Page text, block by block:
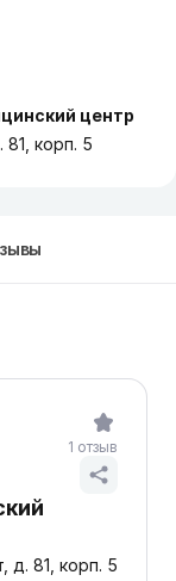
центр
корп. 5
д. 81, корп. 5
1 отзыв